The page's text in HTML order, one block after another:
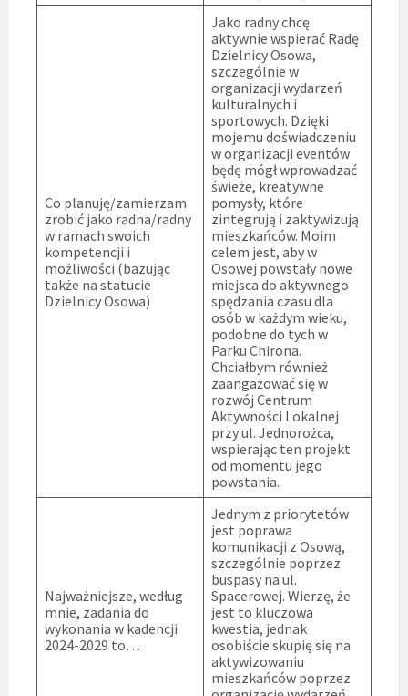
Co planuję/zamierzam
zrobić jako radna/radny
w ramach swoich
kompetencji i
możliwości (bazując
także na statucie
Dzielnicy Osowa)
Jako radny chcę
aktywnie wspierać Radę
Dzielnicy Osowa,
szczególnie w
organizacji wydarzeń
kulturalnych i
sportowych. Dzięki
mojemu doświadczeniu
w organizacji eventów
będę mógł wprowadzać
świeże, kreatywne
pomysły, które
zintegrują i zaktywizują
mieszkańców. Moim
celem jest, aby w
Osowej powstały nowe
miejsca do aktywnego
spędzania czasu dla
osób w każdym wieku,
podobne do tych w
Parku Chirona.
Chciałbym również
zaangażować się w
rozwój Centrum
Aktywności Lokalnej
przy ul. Jednorożca,
wspierając ten projekt
od momentu jego
powstania.
Najważniejsze, według
mnie, zadania do
wykonania w kadencji
2024-2029 to…
Jednym z priorytetów
jest poprawa
komunikacji z Osową,
szczególnie poprzez
buspasy na ul.
Spacerowej. Wierzę, że
jest to kluczowa
kwestia, jednak
osobiście skupię się na
aktywizowaniu
mieszkańców poprzez